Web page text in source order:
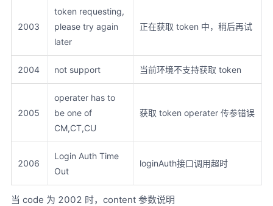
2003
token requesting,
please try again
later
正在获取 token 中，稍后再试
2004 not support 当前环境不支持获取 token
2005
operater has to
be one of
CM,CT,CU
获取 token operater 传参错误
2006
Login Auth Time
Out
loginAuth接口调用超时
当 code 为 2002 时，content 参数说明